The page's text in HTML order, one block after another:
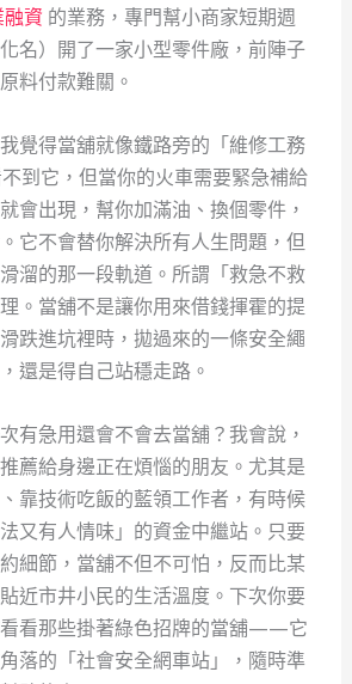
資 的業務，專門幫小商家短期週
名）開了一家小型零件廠，前陣子
料付款難關。
覺得當舖就像鐵路旁的「維修工務
到它，但當你的火車需要緊急補給
會出現，幫你加滿油、換個零件，
它不會替你解決所有人生問題，但
溜的那一段軌道。所謂「救急不救
。當舖不是讓你用來借錢揮霍的提
跌進坑裡時，拋過來的一條安全繩
還是得自己站穩走路。
有急用還會不會去當舖？我會說，
薦給身邊正在煩惱的朋友。尤其是
靠技術吃飯的藍領工作者，有時候
又有人情味」的資金中繼站。只要
細節，當舖不但不可怕，反而比某
近市井小民的生活溫度。下次你要
看那些掛著綠色招牌的當舖——它
落的「社會安全網車站」，隨時準